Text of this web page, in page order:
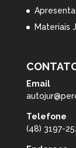
Materiais
Email
Telefone
(48) 3197-